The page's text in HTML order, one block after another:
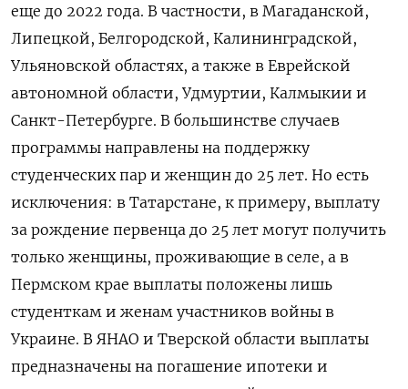
еще до 2022 года. В частности, в Магаданской,
Липецкой, Белгородской, Калининградской,
Ульяновской областях, а также в Еврейской
автономной области, Удмуртии, Калмыкии и
Санкт-Петербурге. В большинстве случаев
программы направлены на поддержку
студенческих пар и женщин до 25 лет. Но есть
исключения: в Татарстане, к примеру, выплату
за рождение первенца до 25 лет могут получить
только женщины, проживающие в селе, а в
Пермском крае выплаты положены лишь
студенткам и женам участников войны в
Украине. В ЯНАО и Тверской области выплаты
предназначены на погашение ипотеки и